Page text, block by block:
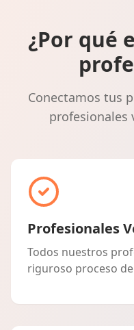
¿Por qué
Conectamos tus
profesionales
Profesionales
Todos nuestros
riguroso proceso